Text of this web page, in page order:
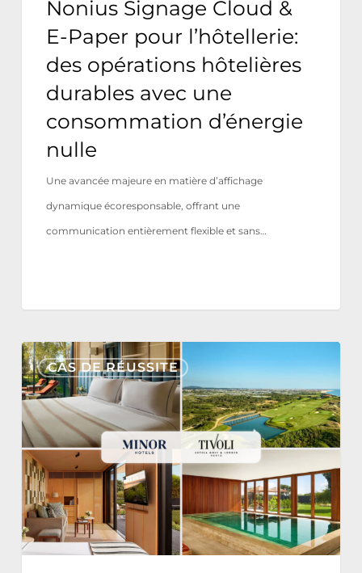
durables
avec
consommation
d’énergie
nulle
Nonius Signage Cloud &
E-Paper pour l’hôtellerie:
des opérations hôtelières
durables avec une
consommation d’énergie
nulle
Une avancée majeure en matière d’affichage
dynamique écoresponsable, offrant une
communication entièrement flexible et sans…
CAS DE RÉUSSITE
Tivoli
Estela
Golf
&
Lodges
Partners
with
Nonius
for